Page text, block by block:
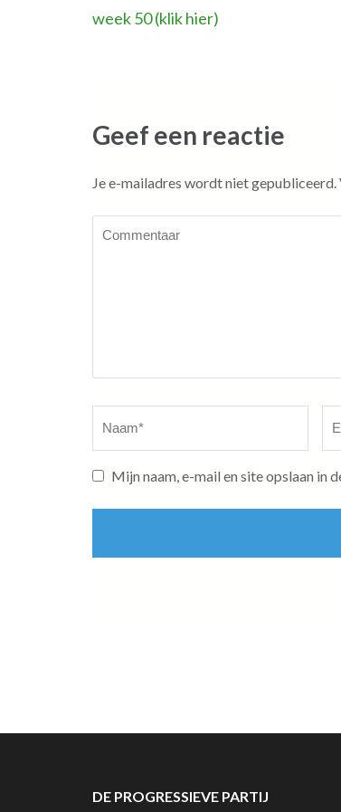
Bericht
week 50 (klik hier)
Geef een reactie
Je e-mailadres wordt niet gepubliceerd.
Mijn naam, e-mail en site opslaan in
DE PROGRESSIEVE PARTIJ